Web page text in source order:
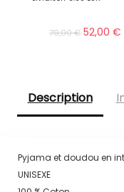
79,00€ 52,00 €
Description
Pyjama et doudou en
UNISEXE